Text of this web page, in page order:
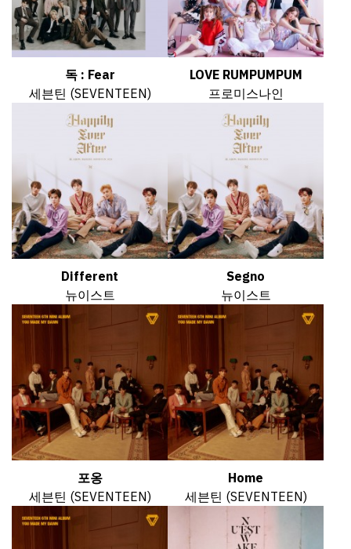
독 : Fear
세븐틴 (SEVENTEEN)
LOVE RUMPUMPUM
프로미스나인
Different
뉴이스트
Segno
뉴이스트
포옹
세븐틴 (SEVENTEEN)
Home
세븐틴 (SEVENTEEN)